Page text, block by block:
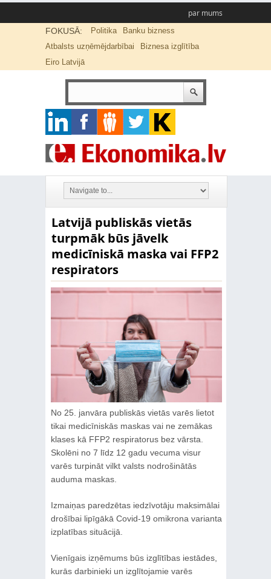
par mums
FOKUSĀ: Politika
Banku bizness
Atbalsts uzņēmējdarbībai
Biznesa izglītība
Eiro Latvijā
Latvijā publiskās vietās
turpmāk būs jāvelk
medicīniskā maska vai FFP2
respirators
No 25. janvāra publiskās vietās varēs lietot
tikai medicīniskās maskas vai ne zemākas
klases kā FFP2 respiratorus bez vārsta.
Skolēni no 7 līdz 12 gadu vecuma visur
varēs turpināt vilkt valsts nodrošinātās
auduma maskas.
Izmaiņas paredzētas iedzīvotāju maksimālai
drošībai lipīgākā Covid-19 omikrona varianta
izplatības situācijā.
Vienīgais izņēmums būs izglītības iestādes,
kurās darbinieki un izglītojamie varēs